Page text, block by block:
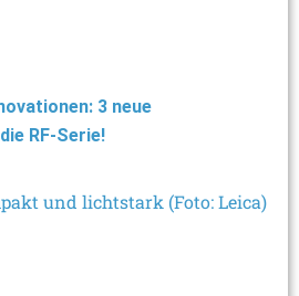
3 neue
RF-Serie!